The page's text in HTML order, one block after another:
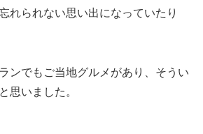
れられない思い出になっていたり
ンでもご当地グルメがあり、そうい
思いました。